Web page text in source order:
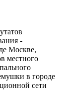
-
Москве,
местного
в городе
сети